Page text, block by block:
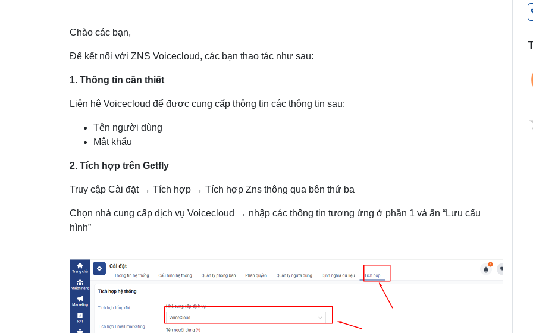
Chào các bạn,
Để kết nối với ZNS Voicecloud, các bạn thao tác như sau:
1. Thông tin cần thiết
Liên hệ Voicecloud để được cung cấp thông tin các thông tin sau:
Tên người dùng
Mật khẩu
2. Tích hợp trên Getfly
Truy cập Cài đặt → Tích hợp → Tích hợp Zns thông qua bên thứ ba
Chọn nhà cung cấp dịch vụ Voicecloud → nhập các thông tin tương ứng ở phần 1 và ấn “Lưu cấu
hình”